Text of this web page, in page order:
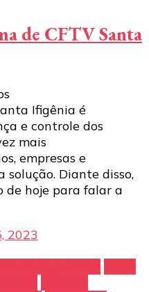
de CFTV Santa
Ifigênia é
e controle dos
mais
empresas e
solução. Diante disso,
de hoje para falar a
2023